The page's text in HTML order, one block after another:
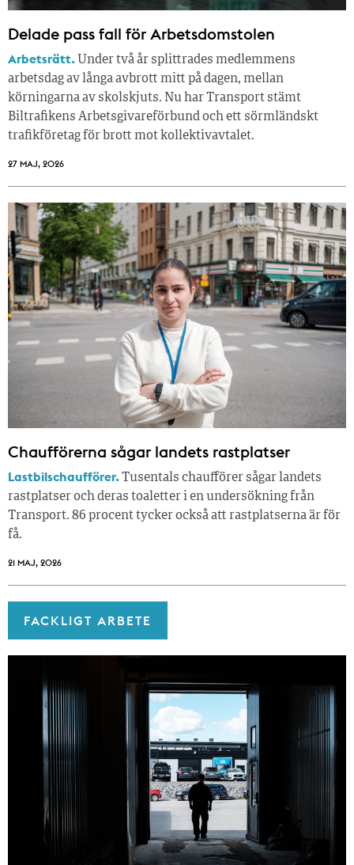
Delade pass fall för Arbetsdomstolen
Arbetsrätt. Under två år splittrades medlemmens
arbetsdag av långa avbrott mitt på dagen, mellan
körningarna av skolskjuts. Nu har Transport stämt
Biltrafikens Arbetsgivareförbund och ett sörmländskt
trafikföretag för brott mot kollektivavtalet.
27 MAJ, 2026
Chaufförerna sågar landets rastplatser
Lastbilschaufförer.Tusentals chaufförer sågar landets
rastplatser och deras toaletter i en undersökning från
Transport. 86 procent tycker också att rastplatserna är för
få.
21 MAJ, 2026
FACKLIGT ARBETE